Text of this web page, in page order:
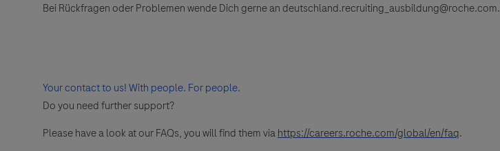
Bei Rückfragen oder Problemen wende Dich gerne an deutschland.recruiting_ausbildung@roche.com.
Your contact to us! With people. For people.
Do you need further support?
Please have a look at our FAQs, you will find them viahttps://careers.roche.com/global/en/faq.